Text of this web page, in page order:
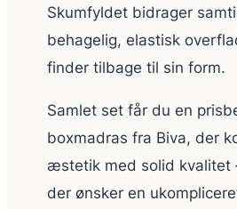
Skumfyldet bidrager
behagelig, elastisk
finder tilbage til sin form.
Samlet set får du en
boxmadras fra Biva, der
æstetik med solid kvalitet
der ønsker en